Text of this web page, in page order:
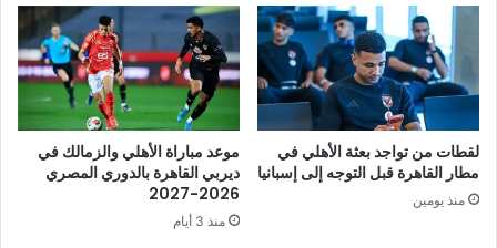
لقطات من تواجد بعثة الأهلي في
مطار القاهرة قبل التوجه إلى إسبانيا
منذ يومين
موعد مباراة الأهلي والزمالك في
ديربي القاهرة بالدوري المصري
2026-2027
منذ 3 أيام